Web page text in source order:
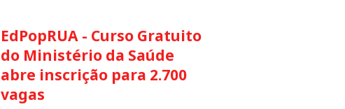
EdPopRUA - Curso Gratuito
do Ministério da Saúde
abre inscrição para 2.700
vagas